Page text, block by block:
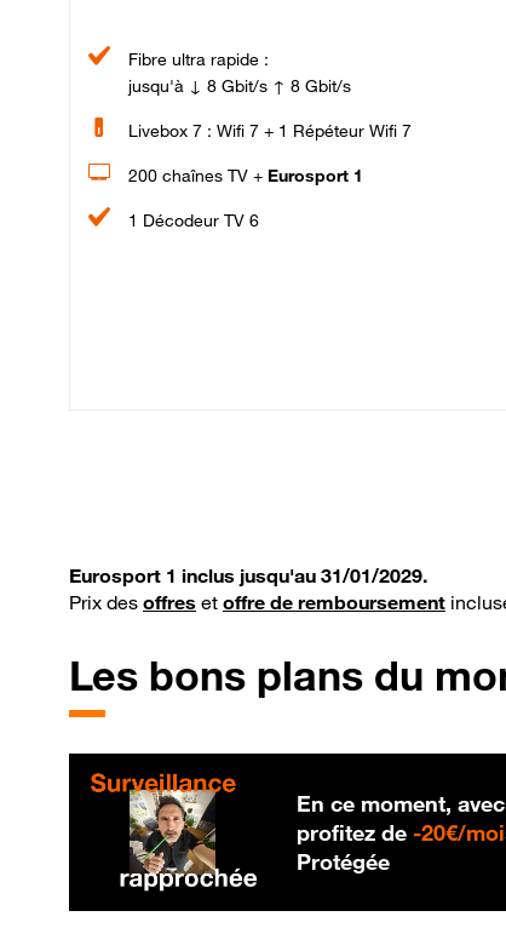
Fibre ultra rapide :
jusqu'à ↓ 8 Gbit/s ↑ 8 Gbit/s
Livebox 7 : Wifi 7 + 1 Répéteur Wifi 7
200 chaînes TV + Eurosport 1
1 Décodeur TV 6
Eurosport 1 inclus jusqu'au 31/01/2029.
Prix des offres et offre de remboursement
Les bons plans du
En ce moment,
profitez de -20€/
Protégée